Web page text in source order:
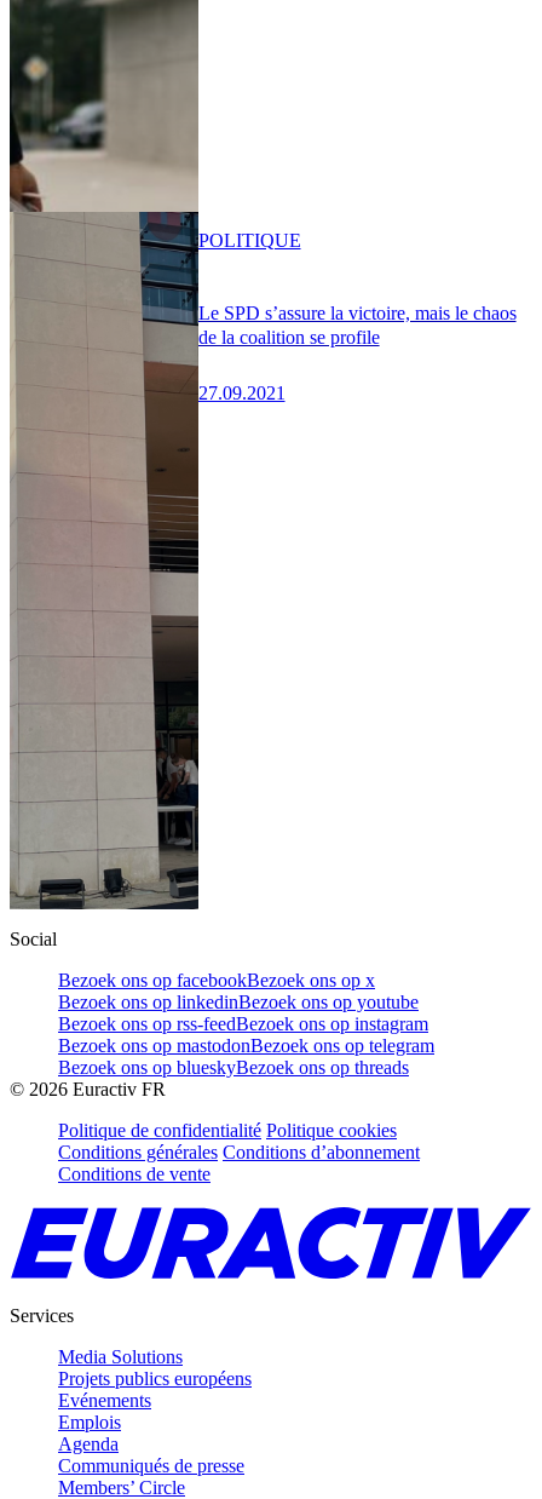
Le SPD s’assure la victoire, mais le chaos
de la coalition se profile
27.09.2021
POLITIQUE
Social
Bezoek ons op facebookBezoek ons op x
Bezoek ons op linkedinBezoek ons op youtube
Bezoek ons op rss-feedBezoek ons op instagram
Bezoek ons op mastodonBezoek ons op telegram
Bezoek ons op blueskyBezoek ons op threads
© 2026 Euractiv FR
Politique de confidentialité Politique cookies
Conditions générales Conditions d’abonnement
Conditions de vente
Services
Media Solutions
Projets publics européens
Evénements
Emplois
Agenda
Communiqués de presse
Members’ Circle